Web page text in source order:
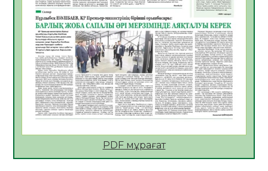
Үкіметтік емес ұйымдарға арналған
сыйлықақы конкурсына өтінім қабылдау
басталды
04.08.2026
40
Үкіметте Президенттің отандық тауарды
қолдау жөніндегі тапсырмаларының
жүзеге асырылу барысы қаралуда
Жазғы лагерьде оқушылармен
профилактикалық кездесу өтті
PDF мұрағат